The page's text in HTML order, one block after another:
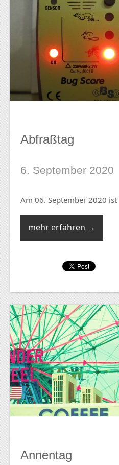
Abfraßtag
6. September 2020
Am 06. September 2020
mehr erfahren →
Annentag